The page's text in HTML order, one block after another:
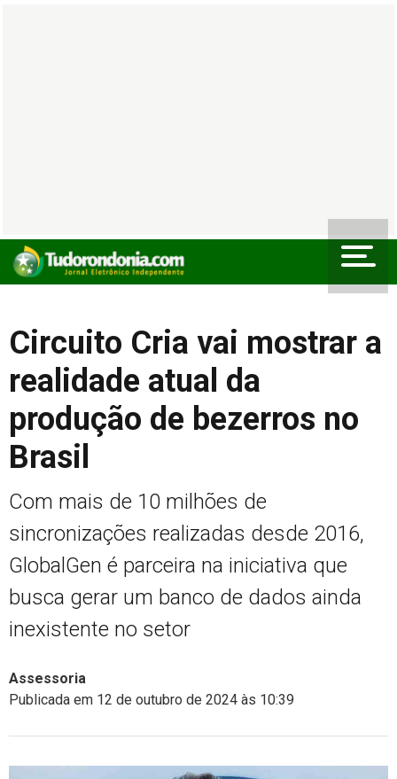
Circuito Cria vai mostrar a
realidade atual da
produção de bezerros no
Brasil
Com mais de 10 milhões de
sincronizações realizadas desde 2016,
GlobalGen é parceira na iniciativa que
busca gerar um banco de dados ainda
inexistente no setor
Assessoria
Publicada em 12 de outubro de 2024 às 10:39